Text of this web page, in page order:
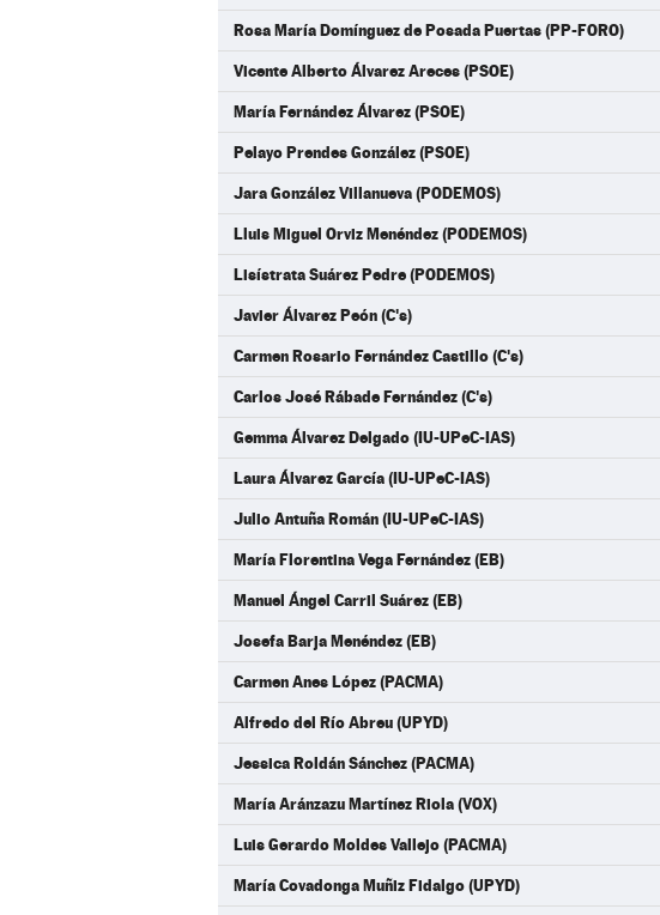
Rosa María Domínguez de Posada Puertas (PP-FORO)
Vicente Alberto Álvarez Areces (PSOE)
María Fernández Álvarez (PSOE)
Pelayo Prendes González (PSOE)
Jara González Villanueva (PODEMOS)
Lluis Miguel Orviz Menéndez (PODEMOS)
Lisístrata Suárez Pedre (PODEMOS)
Javier Álvarez Peón (C's)
Carmen Rosario Fernández Castillo (C's)
Carlos José Rábade Fernández (C's)
Gemma Álvarez Delgado (IU-UPeC-IAS)
Laura Álvarez García (IU-UPeC-IAS)
Julio Antuña Román (IU-UPeC-IAS)
María Florentina Vega Fernández (EB)
Manuel Ángel Carril Suárez (EB)
Josefa Barja Menéndez (EB)
Carmen Anes López (PACMA)
Alfredo del Río Abreu (UPYD)
Jessica Roldán Sánchez (PACMA)
María Aránzazu Martínez Riola (VOX)
Luis Gerardo Moldes Vallejo (PACMA)
María Covadonga Muñiz Fidalgo (UPYD)